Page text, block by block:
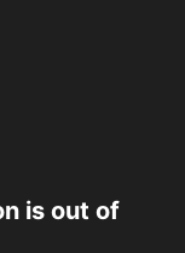
is out of